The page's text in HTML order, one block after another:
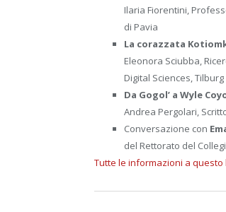
Ilaria Fiorentini,
di Pavia
La corazzata
Eleonora Sciubba,
Digital Sciences,
Da Gogol’ a Wyle
Andrea Pergolari,
Conversazione con
del Rettorato del
Tutte le informazioni a questo